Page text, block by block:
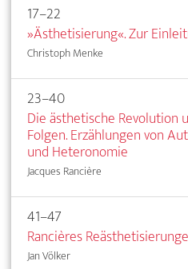
17–22
»Ästhetisierung«. Zur
Christoph Menke
23–40
Die ästhetische Revolution
Folgen. Erzählungen von
und Heteronomie
Jacques Rancière
41–47
Rancières
Jan Völker